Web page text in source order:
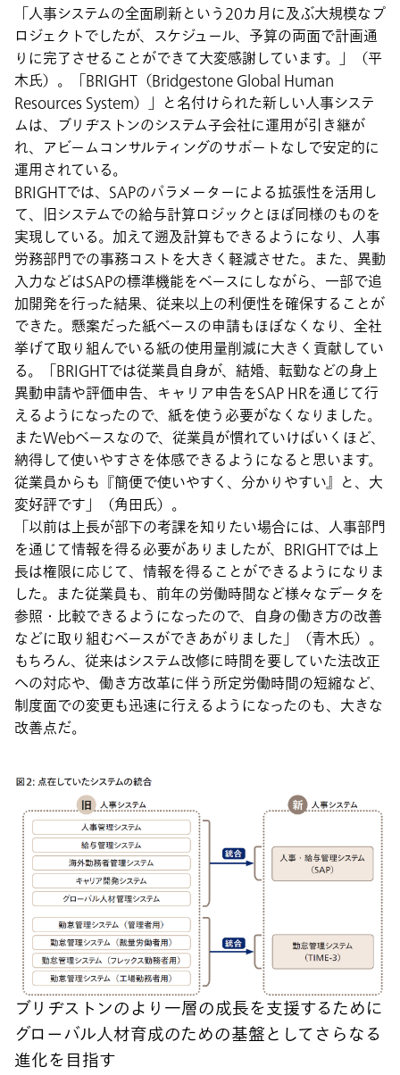
「人事システムの全面刷新という20カ月に及ぶ大規模なプ
ロジェクトでしたが、スケジュール、予算の両面で計画通
りに完了させることができて大変感謝しています。」（平
木氏）。「BRIGHT（Bridgestone Global Human
Resources System）」と名付けられた新しい人事システ
ムは、ブリヂストンのシステム子会社に運用が引き継が
れ、アビームコンサルティングのサポートなしで安定的に
運用されている。
BRIGHTでは、SAPのパラメーターによる拡張性を活用し
て、旧システムでの給与計算ロジックとほぼ同様のものを
実現している。加えて遡及計算もできるようになり、人事
労務部門での事務コストを大きく軽減させた。また、異動
入力などはSAPの標準機能をベースにしながら、一部で追
加開発を行った結果、従来以上の利便性を確保することが
できた。懸案だった紙ベースの申請もほぼなくなり、全社
挙げて取り組んでいる紙の使用量削減に大きく貢献してい
る。「BRIGHTでは従業員自身が、結婚、転勤などの身上
異動申請や評価申告、キャリア申告をSAP HRを通じて行
えるようになったので、紙を使う必要がなくなりました。
またWebベースなので、従業員が慣れていけばいくほど、
納得して使いやすさを体感できるようになると思います。
従業員からも『簡便で使いやすく、分かりやすい』と、大
変好評です」（角田氏）。
「以前は上長が部下の考課を知りたい場合には、人事部門
を通じて情報を得る必要がありましたが、BRIGHTでは上
長は権限に応じて、情報を得ることができるようになりま
した。また従業員も、前年の労働時間など様々なデータを
参照・比較できるようになったので、自身の働き方の改善
などに取り組むベースができあがりました」（青木氏）。
もちろん、従来はシステム改修に時間を要していた法改正
への対応や、働き方改革に伴う所定労働時間の短縮など、
制度面での変更も迅速に行えるようになったのも、大きな
改善点だ。
ブリヂストンのより一層の成長を支援するために
グローバル人材育成のための基盤としてさらなる
進化を目指す